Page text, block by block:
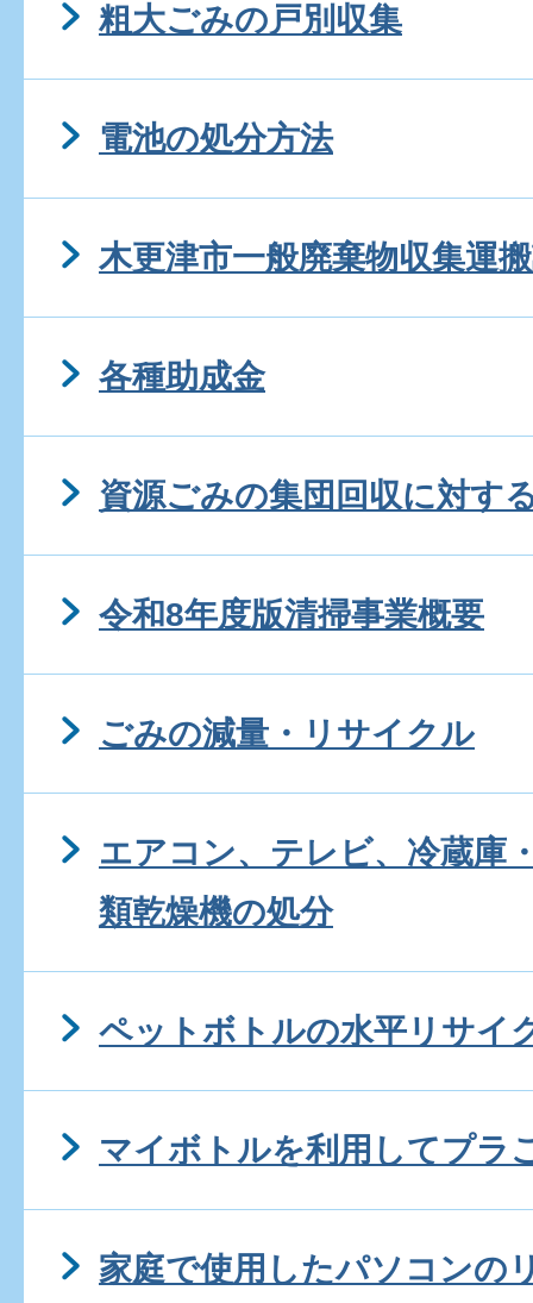
粗大ごみの戸別収集
電池の処分方法
木更津市一般廃棄物収集運
各種助成金
資源ごみの集団回収に対す
令和8年度版清掃事業概要
ごみの減量・リサイクル
エアコン、テレビ、冷蔵庫
類乾燥機の処分
ペットボトルの水平リサイ
マイボトルを利用してプラ
家庭で使用したパソコンの